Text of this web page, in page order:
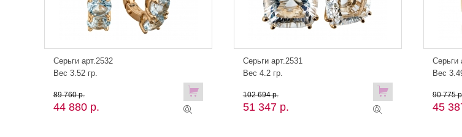
Серьги арт.2532
Вес 3.52 гр.
44 880 р.
89 760 р.
Серьги арт.2531
Вес 4.2 гр.
51 347 р.
102 694 р.
Серьги
Вес
45
90 775